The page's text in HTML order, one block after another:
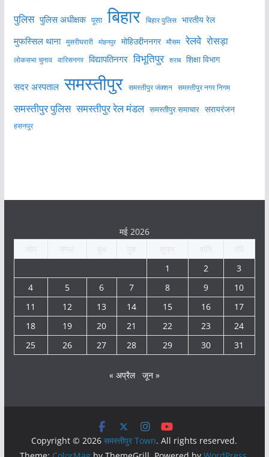
पुलिस पुलिस अधीक्षक पूसा बिहार बिहार पुलिस भारतीय रेल
मुफस्सिल थाना मुसरीघरारी मोहनपुर मोहिउद्दीननगर मौसम रेलवे रोसड़ा
लोकसभा चुनाव वारिसनगर विद्यापतिनगर विभूतिपुर शराब शिक्षा विभाग
सदर अस्पताल समस्तीपुर समस्तीपुर जंक्शन समस्तीपुर नगर निगम
समस्तीपुर पुलिस समस्तीपुर रेल मंडल समस्तीपुर समाचार सरायरंजन
हसनपुर
मई 2026
1
2
3
4
5 6 7 8 9
10
11
12 13 14 15 16
17
18
19 20 21 22 23
24
25
26 27 28 29 30 31
« अप्रैल जून »
Copyright © 2026समस्तीपुर Town. All rights reserved.